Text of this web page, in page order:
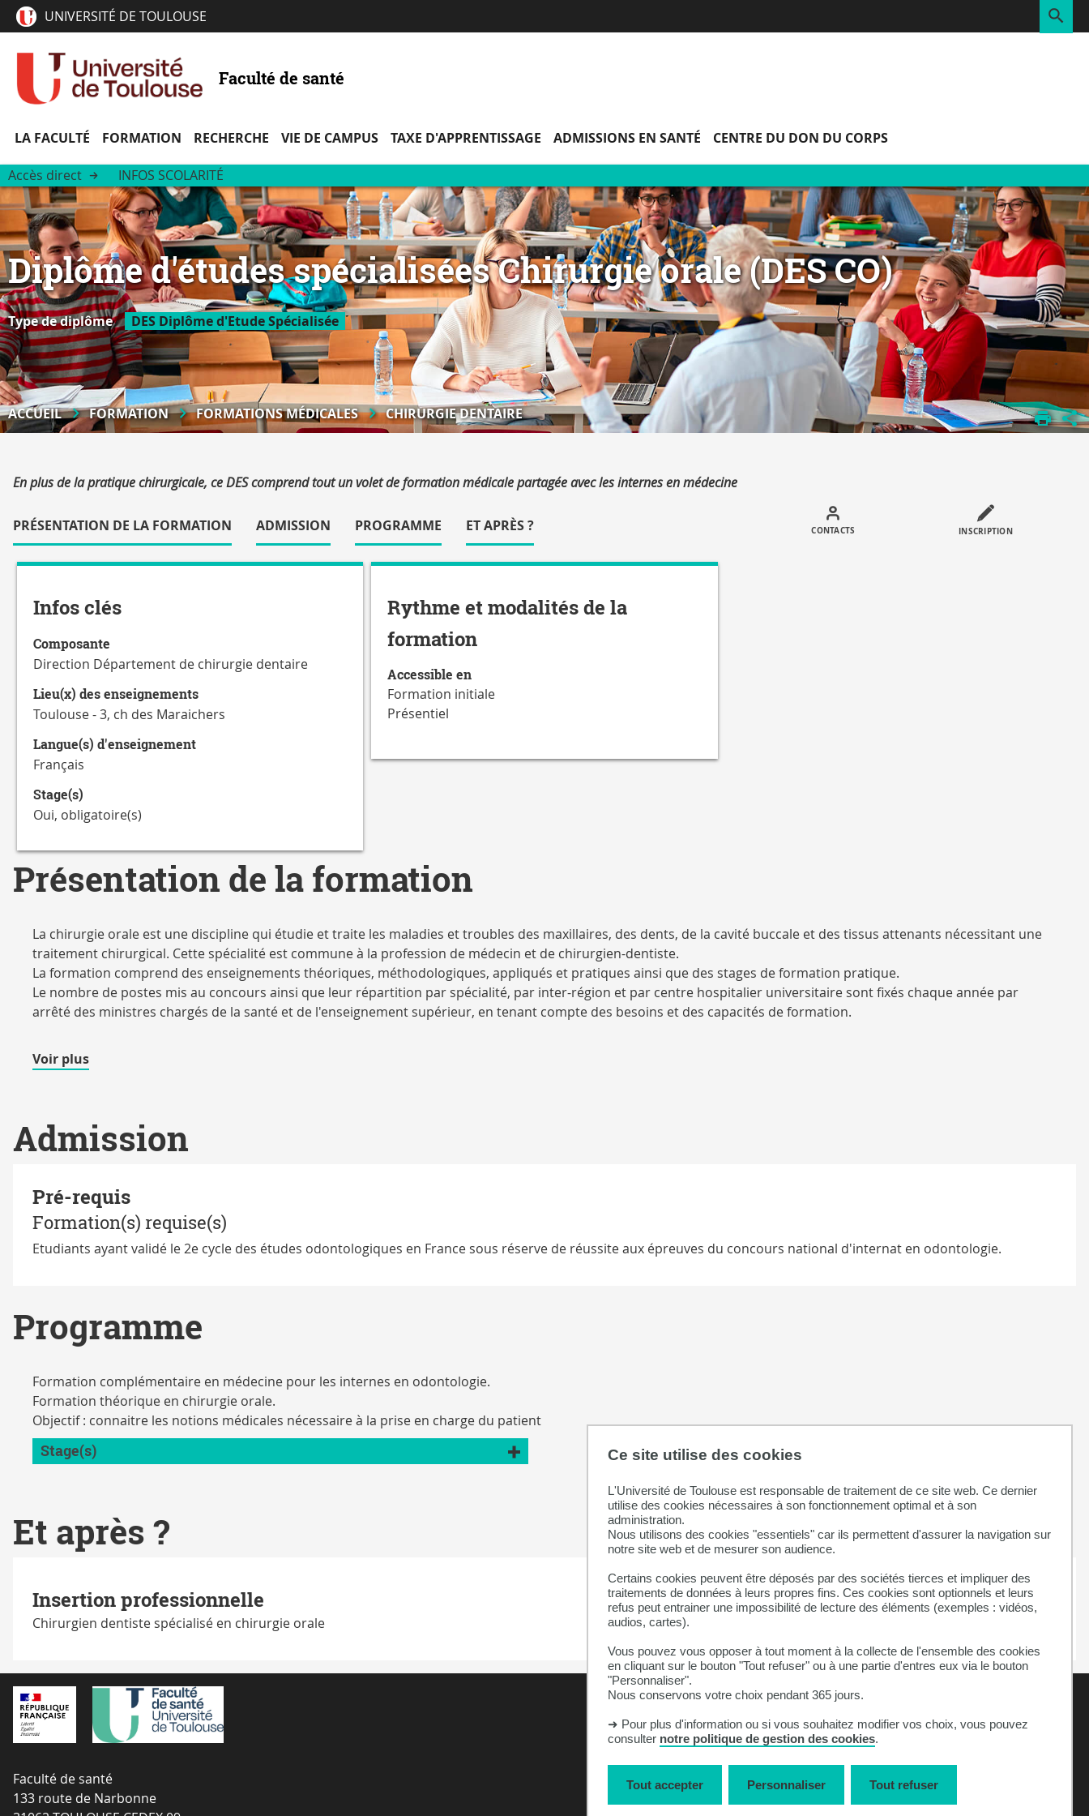
Ce site utilise des cookies
L'Université de Toulouse est responsable de traitement de ce site web. Ce dernier
utilise des cookies nécessaires à son fonctionnement optimal et à son
administration.
Nous utilisons des cookies "essentiels" car ils permettent d'assurer la navigation sur
notre site web et de mesurer son audience.
Certains cookies peuvent être déposés par des sociétés tierces et impliquer des
traitements de données à leurs propres fins. Ces cookies sont optionnels et leurs
refus peut entrainer une impossibilité de lecture des éléments (exemples : vidéos,
audios, cartes).
Vous pouvez vous opposer à tout moment à la collecte de l'ensemble des cookies
en cliquant sur le bouton "Tout refuser" ou à une partie d'entres eux via le bouton
"Personnaliser".
Nous conservons votre choix pendant 365 jours.
➜ Pour plus d'information ou si vous souhaitez modifier vos choix, vous pouvez
consulter notre politique de gestion des cookies.
Tout accepter Tout refuser
Personnaliser
au
directs
UNIVERSITÉ DE TOULOUSE
Faculté de santé
LA FACULTÉ FORMATION RECHERCHE VIE DE CAMPUS TAXE D'APPRENTISSAGE ADMISSIONS EN SANTÉ CENTRE DU DON DU CORPS
Accès direct INFOS SCOLARITÉ
Diplôme d'études spécialisées Chirurgie orale (DES CO)
Type de diplôme DES Diplôme d'Etude Spécialisée
ACCUEIL FORMATION FORMATIONS MÉDICALES CHIRURGIE DENTAIRE
Résumé
En plus de la pratique chirurgicale, ce DES comprend tout un volet de formation médicale partagée avec les internes en médecine
Accéder
aux
sections
de
fiche
PRÉSENTATION DE LA FORMATION ADMISSION PROGRAMME ET APRÈS ? CONTACTS INSCRIPTION
Détails
Infos clés
Composante
Direction Département de chirurgie dentaire
Lieu(x) des enseignements
Toulouse - 3, ch des Maraichers
Langue(s) d'enseignement
Français
Stage(s)
Oui, obligatoire(s)
Rythme et modalités de la
formation
Accessible en
Formation initiale
Présentiel
Présentation de la formation
La chirurgie orale est une discipline qui étudie et traite les maladies et troubles des maxillaires, des dents, de la cavité buccale et des tissus attenants nécessitant une
traitement chirurgical. Cette spécialité est commune à la profession de médecin et de chirurgien-dentiste.
La formation comprend des enseignements théoriques, méthodologiques, appliqués et pratiques ainsi que des stages de formation pratique.
Le nombre de postes mis au concours ainsi que leur répartition par spécialité, par inter-région et par centre hospitalier universitaire sont fixés chaque année par
arrêté des ministres chargés de la santé et de l'enseignement supérieur, en tenant compte des besoins et des capacités de formation.
Voir plusde
Admission
Pré-requis
Formation(s) requise(s)
Etudiants ayant validé le 2e cycle des études odontologiques en France sous réserve de réussite aux épreuves du concours national d'internat en odontologie.
Programme
Formation complémentaire en médecine pour les internes en odontologie.
Formation théorique en chirurgie orale.
Objectif : connaitre les notions médicales nécessaire à la prise en charge du patient
Stage(s)
Et après ?
Insertion professionnelle
Chirurgien dentiste spécialisé en chirurgie orale
Faculté de santé
133 route de Narbonne
Accès campus
Mentions légales